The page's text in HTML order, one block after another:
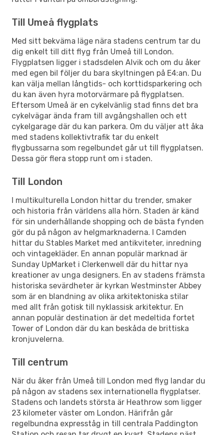
Till Umeå flygplats
Med sitt bekväma läge nära stadens centrum tar du
dig enkelt till ditt flyg från Umeå till London.
Flygplatsen ligger i stadsdelen Alvik och om du åker
med egen bil följer du bara skyltningen på E4:an. Du
kan välja mellan långtids- och korttidsparkering och
du kan även hyra motorvärmare på flygplatsen.
Eftersom Umeå är en cykelvänlig stad finns det bra
cykelvägar ända fram till avgångshallen och ett
cykelgarage där du kan parkera. Om du väljer att åka
med stadens kollektivtrafik tar du enkelt
flygbussarna som regelbundet går ut till flygplatsen.
Dessa gör flera stopp runt om i staden.
Till London
I multikulturella London hittar du trender, smaker
och historia från världens alla hörn. Staden är känd
för sin underhållande shopping och de bästa fynden
gör du på någon av helgmarknaderna. I Camden
hittar du Stables Market med antikviteter, inredning
och vintagekläder. En annan populär marknad är
Sunday UpMarket i Clerkenwell där du hittar nya
kreationer av unga designers. En av stadens främsta
historiska sevärdheter är kyrkan Westminster Abbey
som är en blandning av olika arkitektoniska stilar
med allt från gotisk till nyklassisk arkitektur. En
annan populär destination är det medeltida fortet
Tower of London där du kan beskåda de brittiska
kronjuvelerna.
Till centrum
När du åker från Umeå till London med flyg landar du
på någon av stadens sex internationella flygplatser.
Stadens och landets största är Heathrow som ligger
23 kilometer väster om London. Härifrån går
regelbundna expresståg in till centrala Paddington